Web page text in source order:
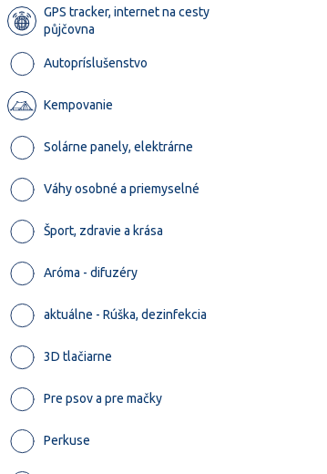
GPS tracker, internet na cesty
půjčovna
Autopríslušenstvo
Kempovanie
Solárne panely, elektrárne
Váhy osobné a priemyselné
Šport, zdravie a krása
Aróma - difuzéry
aktuálne - Rúška, dezinfekcia
3D tlačiarne
Pre psov a pre mačky
Perkuse